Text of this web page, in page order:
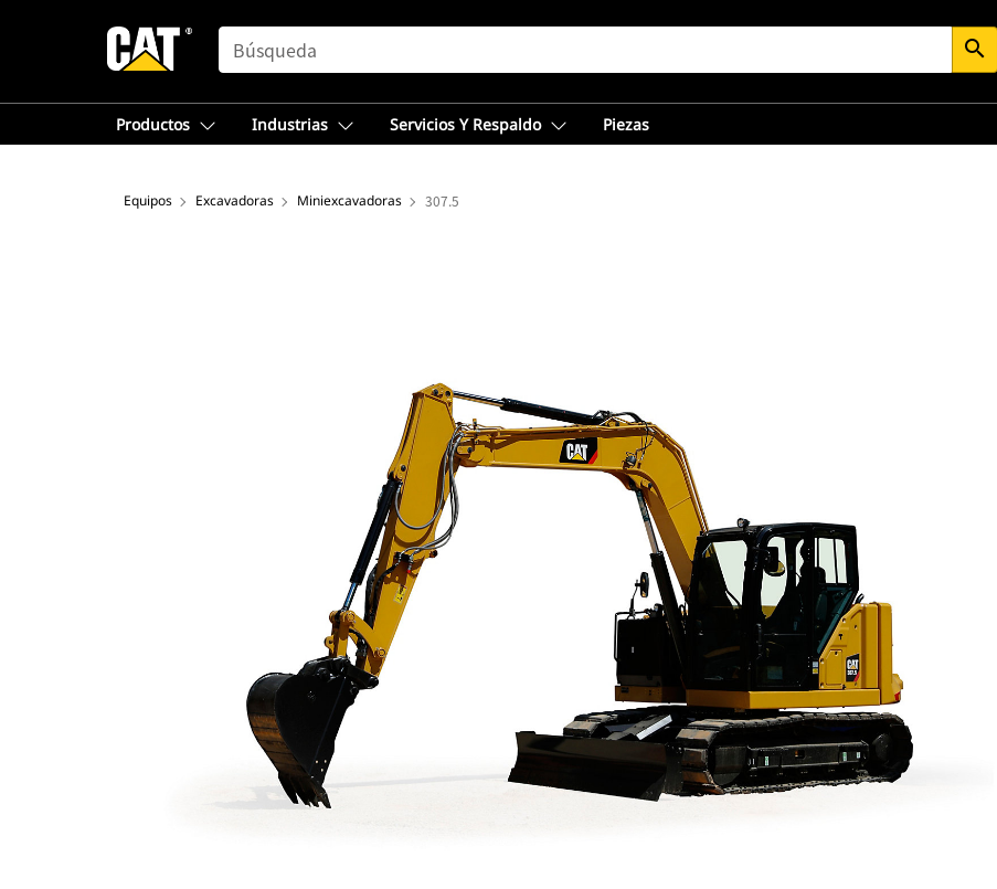
SEARCH search
Productos Industrias Servicios Y Respaldo Piezas
Equipos Excavadoras Miniexcavadoras 307.5